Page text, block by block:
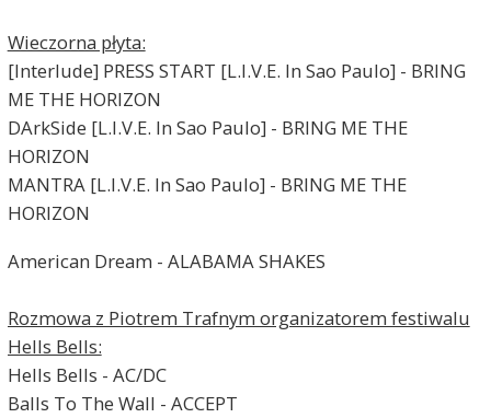
Wieczorna płyta:
[Interlude] PRESS START [L.I.V.E. In Sao Paulo] - BRING
ME THE HORIZON
DArkSide [L.I.V.E. In Sao Paulo] - BRING ME THE
HORIZON
MANTRA [L.I.V.E. In Sao Paulo] - BRING ME THE
HORIZON
American Dream - ALABAMA SHAKES
Rozmowa z Piotrem Trafnym organizatorem festiwalu
Hells Bells:
Hells Bells - AC/DC
Balls To The Wall - ACCEPT